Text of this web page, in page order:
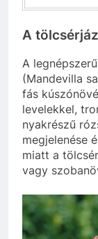
A
A
(Mandevilla
fás
levelekkel,
nyakrészű
megjelenése
miatt a
vagy